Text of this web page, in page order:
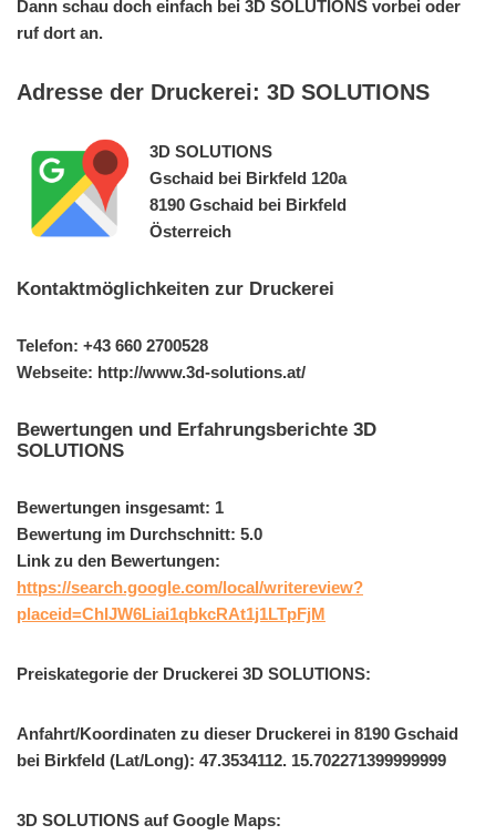
Dann schau doch einfach bei 3D SOLUTIONS vorbei oder
ruf dort an.
Adresse der Druckerei: 3D SOLUTIONS
3D SOLUTIONS
Gschaid bei Birkfeld 120a
8190 Gschaid bei Birkfeld
Österreich
Kontaktmöglichkeiten zur Druckerei
Telefon: +43 660 2700528
Webseite: http://www.3d-solutions.at/
Bewertungen und Erfahrungsberichte 3D
SOLUTIONS
Bewertungen insgesamt: 1
Bewertung im Durchschnitt: 5.0
Link zu den Bewertungen:
https://search.google.com/local/writereview?
placeid=ChIJW6Liai1qbkcRAt1j1LTpFjM
Preiskategorie der Druckerei 3D SOLUTIONS:
Anfahrt/Koordinaten zu dieser Druckerei in 8190 Gschaid
bei Birkfeld (Lat/Long): 47.3534112. 15.702271399999999
3D SOLUTIONS auf Google Maps: